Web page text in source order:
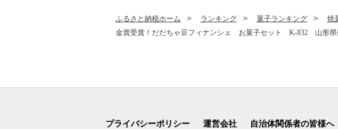
ふるさと納税ホーム ランキング 菓子ランキング
焼
金賞受賞！だだちゃ豆フィナンシェ お菓子セット K-832 山形県
プライバシーポリシー 運営会社 自治体関係者の皆様へ